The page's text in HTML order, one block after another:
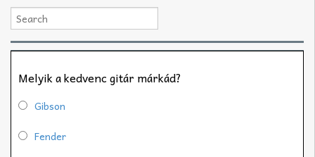
Melyik a kedvenc gitár márkád?
Gibson
Fender